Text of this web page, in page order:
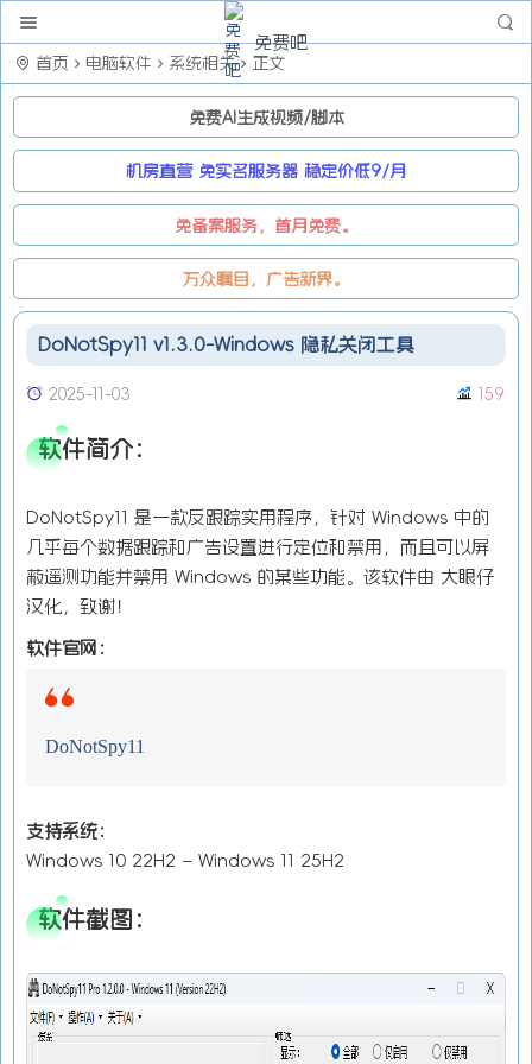
免费吧
首页 电脑软件 系统相关 正文
免费AI生成视频/脚本
机房直营 免实名服务器 稳定价低9/月
免备案服务，首月免费。
万众瞩目，广告新界。
DoNotSpy11 v1.3.0-Windows 隐私关闭工具
2025-11-03 159
软件简介：
DoNotSpy11 是一款反跟踪实用程序，针对 Windows 中的
几乎每个数据跟踪和广告设置进行定位和禁用，而且可以屏
蔽遥测功能并禁用 Windows 的某些功能。该软件由 大眼仔
汉化，致谢！
软件官网：
DoNotSpy11
支持系统：
Windows 10 22H2 – Windows 11 25H2
软件截图：